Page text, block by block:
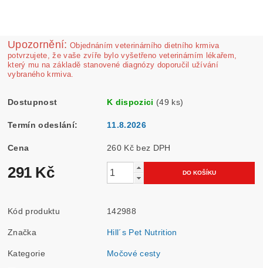
Upozornění: Ob­jednáním veterinárního dietního krmiva
potvrzujete, že vaše zvíře bylo vyšetřeno veterinárním lékařem,
který mu na základě stanovené diagnózy doporučil užívání
vybraného krmiva.
Dostupnost K dispozici (49 ks)
Termín odeslání: 11.8.2026
Cena 260 Kč bez DPH
291 Kč
Kód produktu 142988
Značka Hill´s Pet Nutrition
Kategorie Močové cesty